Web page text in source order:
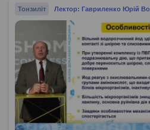
Тонзиліт Лектор: Гавриленко Юрій